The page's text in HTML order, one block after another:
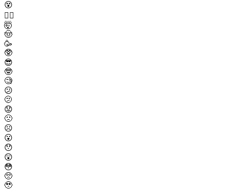
😵
😵‍💫
🤯
🤠
🥳
🥸
😎
🤓
🧐
😕
🫤
😟
🙁
☹️
😮
😯
😲
😳
🥺
🥹